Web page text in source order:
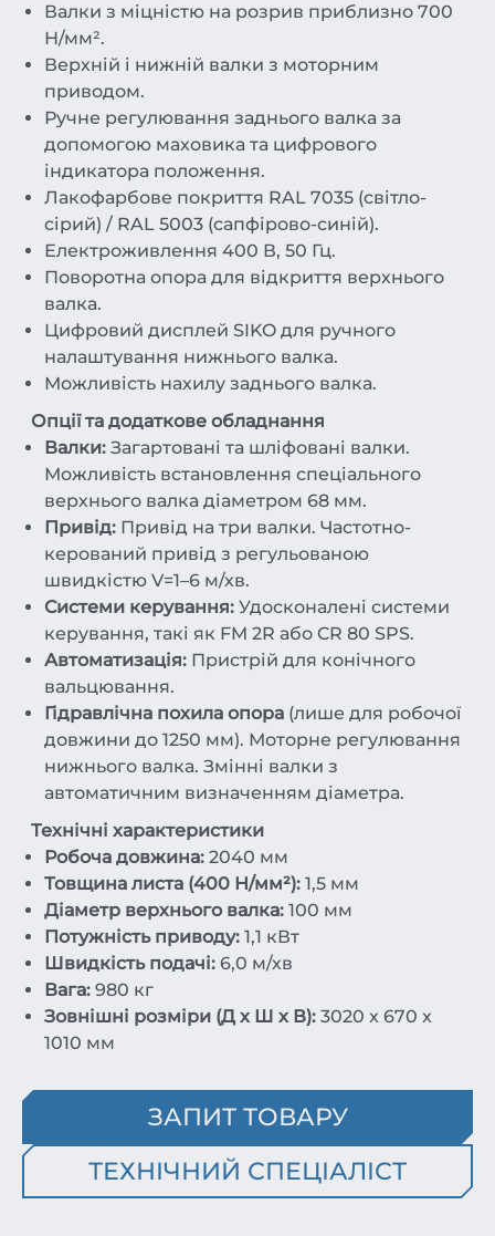
Валки з міцністю на розрив приблизно 700
Н/мм².
Верхній і нижній валки з моторним
приводом.
Ручне регулювання заднього валка за
допомогою маховика та цифрового
індикатора положення.
Лакофарбове покриття RAL 7035 (світло-
сірий) / RAL 5003 (сапфірово-синій).
Електроживлення 400 В, 50 Гц.
Поворотна опора для відкриття верхнього
валка.
Цифровий дисплей SIKO для ручного
налаштування нижнього валка.
Можливість нахилу заднього валка.
Опції та додаткове обладнання
Валки: Загартовані та шліфовані валки.
Можливість встановлення спеціального
верхнього валка діаметром 68 мм.
Привід: Привід на три валки. Частотно-
керований привід з регульованою
швидкістю V=1–6 м/хв.
Системи керування: Удосконалені системи
керування, такі як FM 2R або CR 80 SPS.
Автоматизація: Пристрій для конічного
вальцювання.
Гідравлічна похила опора (лише для робочої
довжини до 1250 мм). Моторне регулювання
нижнього валка. Змінні валки з
автоматичним визначенням діаметра.
Технічні характеристики
Робоча довжина: 2040 мм
Товщина листа (400 Н/мм²): 1,5 мм
Діаметр верхнього валка: 100 мм
Потужність приводу: 1,1 кВт
Швидкість подачі: 6,0 м/хв
Вага: 980 кг
Зовнішні розміри (Д x Ш x В): 3020 x 670 x
1010 мм
ЗАПИТ ТОВАРУ
ТЕХНІЧНИЙ СПЕЦІАЛІСТ